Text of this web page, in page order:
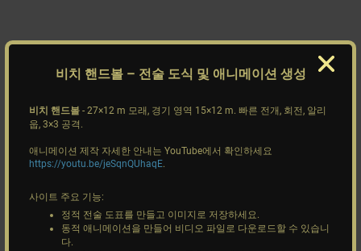
비치 핸드볼– 전술 도식 및 애니메이션 생성
비치 핸드볼 - 27×12 m 모래, 경기 영역 15×12 m. 빠른 전개, 회전, 알리
웁, 3×3 공격.
애니메이션 제작 자세한 안내는 YouTube에서 확인하세요
https://youtu.be/jeSqnQUhaqE.
사이트 주요 기능:
정적 전술 도표를 만들고 이미지로 저장하세요.
동적 애니메이션을 만들어 비디오 파일로 다운로드할 수 있습니
다.